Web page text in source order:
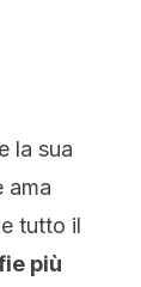
la sua
ama
tutto il
più